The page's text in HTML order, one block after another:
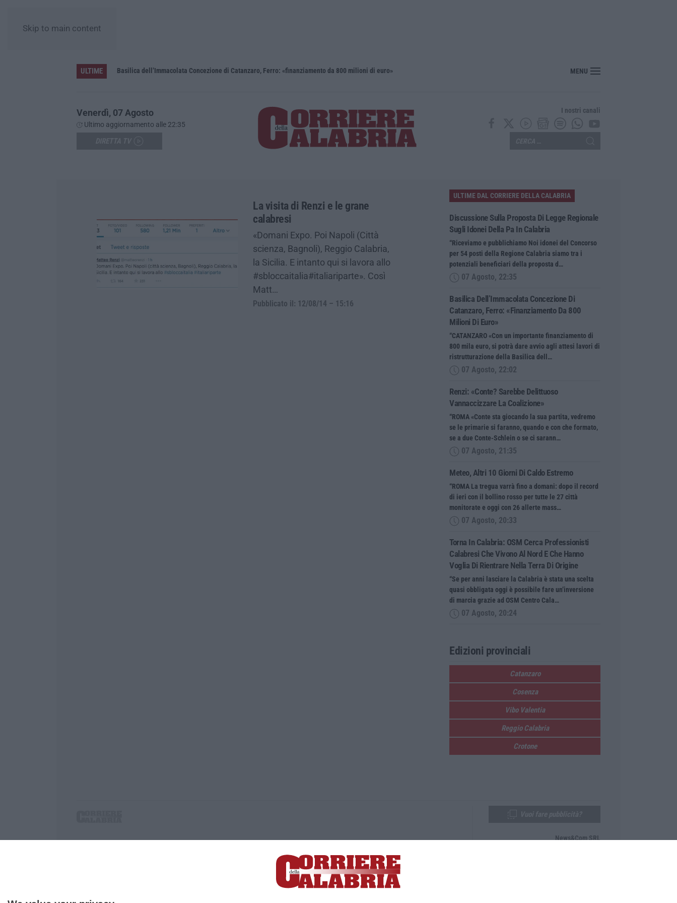
Skip to main content
ULTIME Basilica dell’Immacolata Concezione di Catanzaro, Ferro: «finanziamento da 800 milioni di euro» Renzi: «Conte? Sarebbe delittuoso vannaccizzare la coalizione»
MENU
Venerdì, 07 Agosto
Ultimo aggiornamento alle 22:35
I nostri canali
La visita di Renzi e le grane
calabresi
«Domani Expo. Poi Napoli (Città
scienza, Bagnoli), Reggio Calabria,
la Sicilia. E intanto qui si lavora allo
#sbloccaitalia#italiariparte». Così
Matt…
Pubblicato il: 12/08/14 – 15:16
ULTIME DAL CORRIERE DELLA CALABRIA
Discussione Sulla Proposta Di Legge Regionale
Sugli Idonei Della Pa In Calabria
“Riceviamo e pubblichiamo Noi idonei del Concorso
per 54 posti della Regione Calabria siamo tra i
potenziali beneficiari della proposta d…
07 Agosto, 22:35
Basilica Dell’Immacolata Concezione Di
Catanzaro, Ferro: «finanziamento Da 800
Milioni Di Euro»
“CATANZARO «Con un importante finanziamento di
800 mila euro, si potrà dare avvio agli attesi lavori di
ristrutturazione della Basilica dell…
07 Agosto, 22:02
Renzi: «Conte? Sarebbe Delittuoso
Vannaccizzare La Coalizione»
“ROMA «Conte sta giocando la sua partita, vedremo
se le primarie si faranno, quando e con che formato,
se a due Conte-Schlein o se ci sarann…
07 Agosto, 21:35
Meteo, Altri 10 Giorni Di Caldo Estremo
“ROMA La tregua varrà fino a domani: dopo il record
di ieri con il bollino rosso per tutte le 27 città
monitorate e oggi con 26 allerte mass…
07 Agosto, 20:33
Torna In Calabria: OSM Cerca Professionisti
Calabresi Che Vivono Al Nord E Che Hanno
Voglia Di Rientrare Nella Terra Di Origine
“Se per anni lasciare la Calabria è stata una scelta
quasi obbligata oggi è possibile fare un’inversione
di marcia grazie ad OSM Centro Cala…
07 Agosto, 20:24
Edizioni provinciali
Catanzaro
Cosenza
Vibo Valentia
Reggio Calabria
Crotone
P.IVA. 03199620794, Via del mare 6/G, S.Eufemia, Lamezia Terme (CZ)
Iscrizione tribunale di Lamezia Terme 5/2011 - Direttore responsabile Paola Militano |Privacy
News&Com SRL